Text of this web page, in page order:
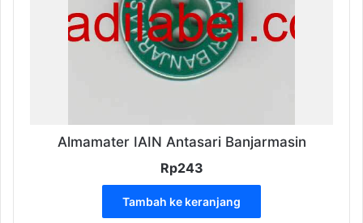
Almamater IAIN Antasari Banjarmasin
Rp243
Tambah ke keranjang